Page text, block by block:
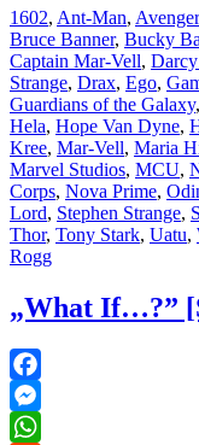
1602, Ant-Man,
Bruce Banner, Bucky
Captain Mar-Vell,
Strange, Drax, Ego,
Guardians of the Galaxy,
Hela, Hope Van Dyne,
Kree, Mar-Vell, Maria
Marvel Studios, MCU,
Corps, Nova Prime,
Lord, Stephen Strange,
Thor, Tony Stark, Uatu,
Rogg
„What If…?”
Facebook
Messenger